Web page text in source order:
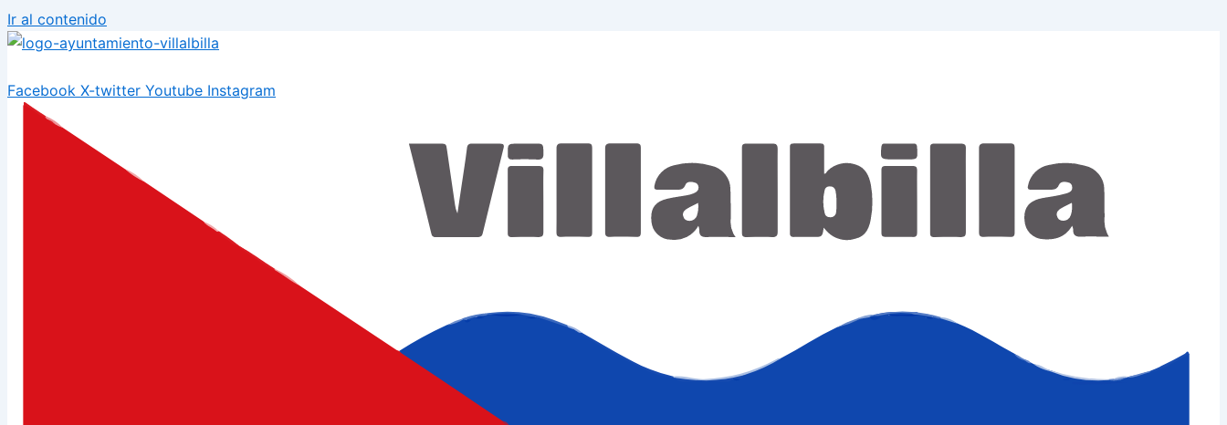
Ir al contenido
Facebook X-twitter Youtube Instagram